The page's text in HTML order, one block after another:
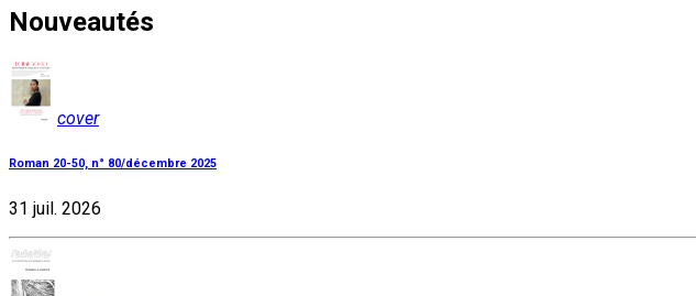
Nouveautés
cover
Roman 20-50, n° 80/décembre 2025
31 juil. 2026